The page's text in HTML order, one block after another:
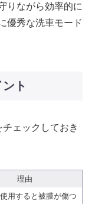
りながら効率的に
優秀な洗車モード
ト
ェックしておき
理由
用すると被膜が傷つ